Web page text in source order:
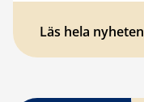
Läs hela nyheten